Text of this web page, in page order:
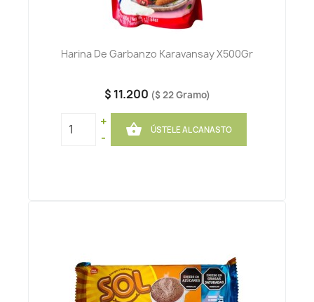
Harina De Garbanzo Karavansay X500Gr
$ 11.200 ($ 22 Gramo)
+
-
 ÚSTELE AL CANASTO